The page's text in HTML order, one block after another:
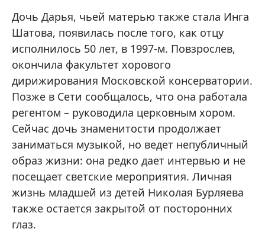
Дочь Дарья, чьей матерью также стала Инга
Шатова, появилась после того, как отцу
исполнилось 50 лет, в 1997-м. Повзрослев,
окончила факультет хорового
дирижирования Московской консерватории.
Позже в Сети сообщалось, что она работала
регентом – руководила церковным хором.
Сейчас дочь знаменитости продолжает
заниматься музыкой, но ведет непубличный
образ жизни: она редко дает интервью и не
посещает светские мероприятия. Личная
жизнь младшей из детей Николая Бурляева
также остается закрытой от посторонних
глаз.